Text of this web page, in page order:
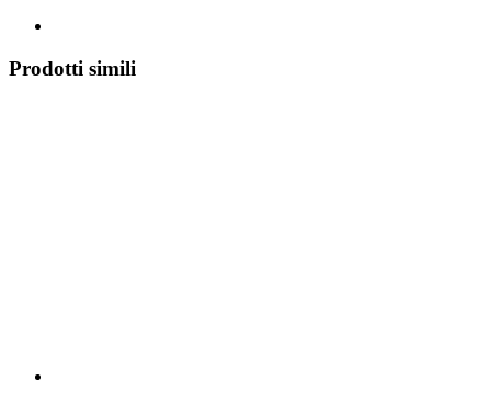
Prodotti simili